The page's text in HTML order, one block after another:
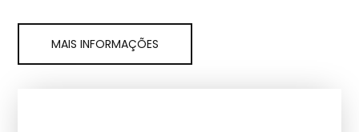
MAIS INFORMAÇÕES